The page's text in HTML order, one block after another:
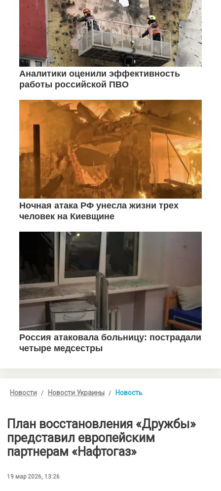
Новости Новости Украины Новость
План восстановления «Дружбы»
представил европейским
партнерам «Нафтогаз»
19 мар 2026, 13:26